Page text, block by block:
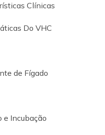
Clínicas
Do VHC
de Fígado
e Incubação